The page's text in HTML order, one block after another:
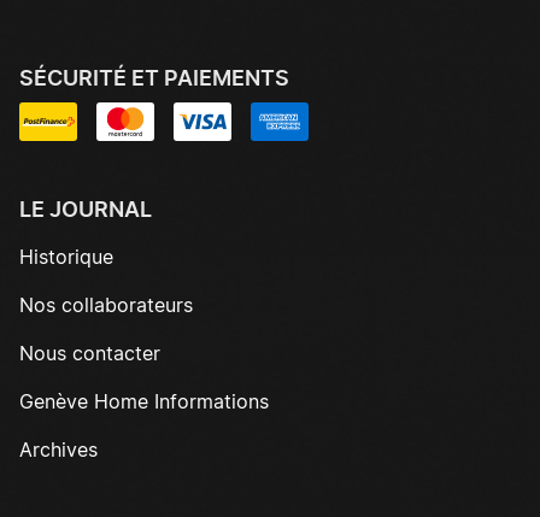
SÉCURITÉ ET PAIEMENTS
LE JOURNAL
Historique
Nos collaborateurs
Nous contacter
Genève Home Informations
Archives